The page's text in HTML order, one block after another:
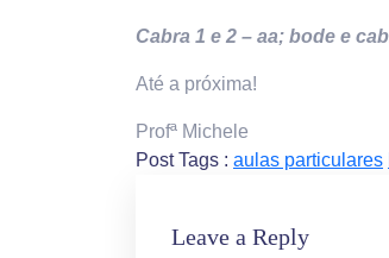
Cabra 1 e 2 – aa; bode e
Até a próxima!
Profª Michele
Post Tags : aulas particulares
Leave a Reply